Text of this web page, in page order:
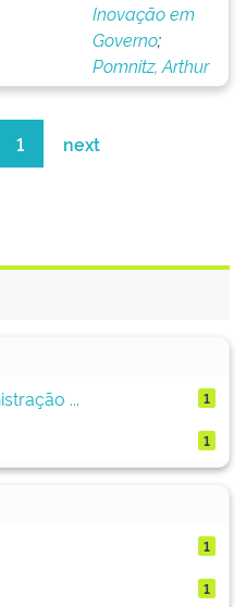
Inovação em
Governo;
Pomnitz, Arthur
1 next
...
1
1
1
1